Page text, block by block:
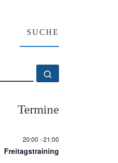
SUCHE
SUCHE
Termine
20:00 -21:00
Freitagstraining